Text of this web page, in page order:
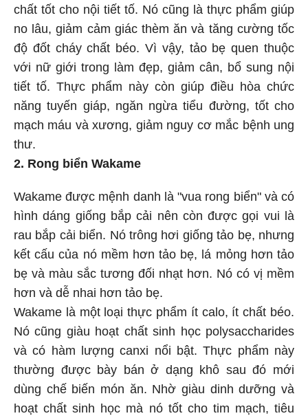
chất tốt cho nội tiết tố. Nó cũng là thực phẩm giúp
no lâu, giảm cảm giác thèm ăn và tăng cường tốc
độ đốt cháy chất béo. Vì vậy, tảo bẹ quen thuộc
với nữ giới trong làm đẹp, giảm cân, bổ sung nội
tiết tố. Thực phẩm này còn giúp điều hòa chức
năng tuyến giáp, ngăn ngừa tiểu đường, tốt cho
mạch máu và xương, giảm nguy cơ mắc bệnh ung
thư.
2. Rong biển Wakame
Wakame được mệnh danh là "vua rong biển" và có
hình dáng giống bắp cải nên còn được gọi vui là
rau bắp cải biển. Nó trông hơi giống tảo bẹ, nhưng
kết cấu của nó mềm hơn tảo bẹ, lá mỏng hơn tảo
bẹ và màu sắc tương đối nhạt hơn. Nó có vị mềm
hơn và dễ nhai hơn tảo bẹ.
Wakame là một loại thực phẩm ít calo, ít chất béo.
Nó cũng giàu hoạt chất sinh học polysaccharides
và có hàm lượng canxi nổi bật. Thực phẩm này
thường được bày bán ở dạng khô sau đó mới
dùng chế biến món ăn. Nhờ giàu dinh dưỡng và
hoạt chất sinh học mà nó tốt cho tim mạch, tiêu